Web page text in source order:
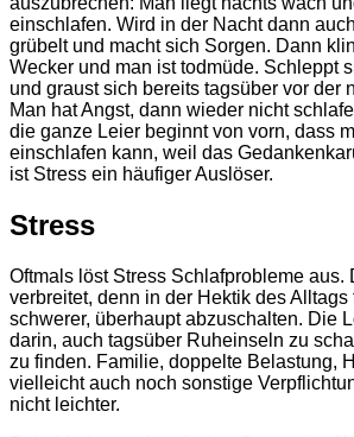
einschlafen. Wird in der Nacht dann
grübelt und macht sich Sorgen. Dann
Wecker und man ist todmüde. Schleppt
und graust sich bereits tagsüber vor der
Man hat Angst, dann wieder nicht
die ganze Leier beginnt von vorn, dass
einschlafen kann, weil das
ist Stress ein häufiger Auslöser.
Stress
Oftmals löst Stress Schlafprobleme aus.
verbreitet, denn in der Hektik des
schwerer, überhaupt abzuschalten. Die
darin, auch tagsüber Ruheinseln zu
zu finden. Familie, doppelte Belastung,
vielleicht auch noch sonstige
nicht leichter.